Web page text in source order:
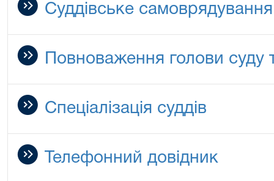
Суддівське самоврядування
Повноваження голови суду
Спеціалізація суддів
Телефонний довідник